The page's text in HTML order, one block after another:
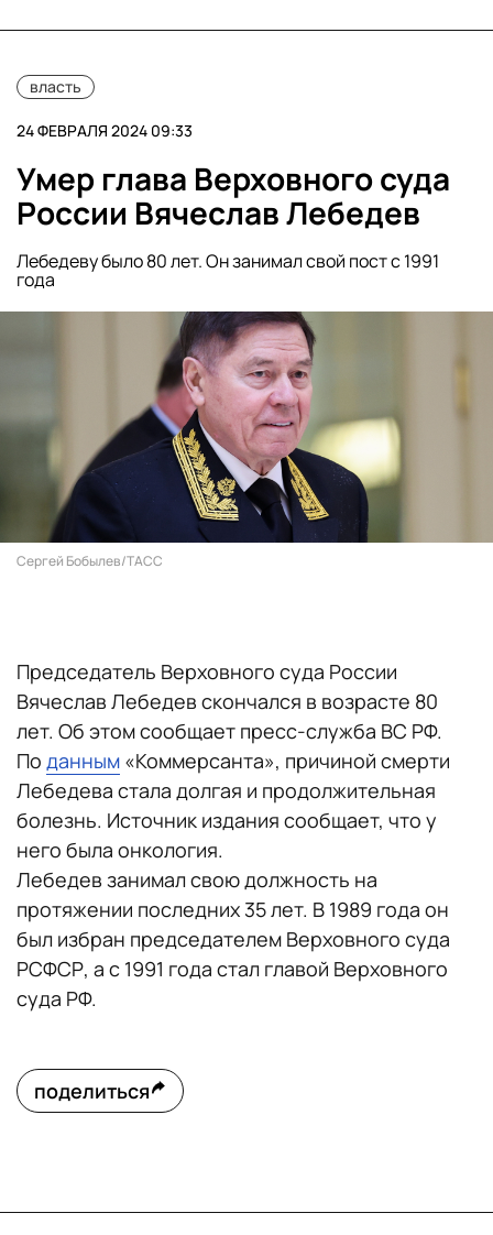
власть
24 ФЕВРАЛЯ 2024 09:33
Умер глава Верховного суда
России Вячеслав Лебедев
Лебедеву было 80 лет. Он занимал свой пост с 1991
года
Сергей Бобылев/ТАСС
Председатель Верховного суда России
Вячеслав Лебедев скончался в возрасте 80
лет. Об этом сообщает пресс-служба ВС РФ.
По данным «Коммерсанта», причиной смерти
Лебедева стала долгая и продолжительная
болезнь. Источник издания сообщает, что у
него была онкология.
Лебедев занимал свою должность на
протяжении последних 35 лет. В 1989 года он
был избран председателем Верховного суда
РСФСР, а с 1991 года стал главой Верховного
суда РФ.
поделиться